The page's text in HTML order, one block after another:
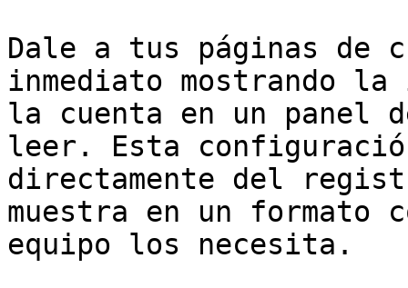
Dale a tus páginas de
inmediato mostrando
la cuenta en un panel
leer. Esta
directamente del
muestra en un formato
equipo los necesita.